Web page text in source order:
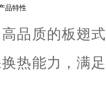
品特性
高品质的板翅
热能力，满